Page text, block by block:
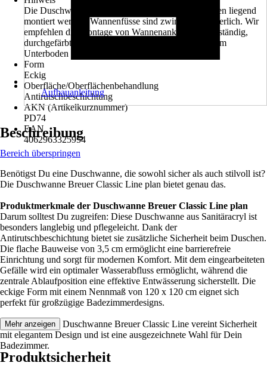
Die Duschwannen können nicht flach auf dem Boden liegend
montiert werden, Wannenfüsse sind zwingend erfoderlich. Wir
empfehlen die Montage von Wannenankern. UV-beständig,
durchgefärbtes Sanitäracryl mit glasfaserversterärktem
Unterboden
Form
Eckig
Oberfläche/Oberflächenbehandlung
Antirutschbeschichtung
AKN (Artikelkurznummer)
PD74
EAN
4062963325954
Aufbauanleitung
Beschreibung
Bereich überspringen
Benötigst Du eine Duschwanne, die sowohl sicher als auch stilvoll ist?
Die Duschwanne Breuer Classic Line plan bietet genau das.
Produktmerkmale der Duschwanne Breuer Classic Line plan
Darum solltest Du zugreifen: Diese Duschwanne aus Sanitäracryl ist
besonders langlebig und pflegeleicht. Dank der
Antirutschbeschichtung bietet sie zusätzliche Sicherheit beim Duschen.
Die flache Bauweise von 3,5 cm ermöglicht eine barrierefreie
Einrichtung und sorgt für modernen Komfort. Mit dem eingearbeiteten
Gefälle wird ein optimaler Wasserabfluss ermöglicht, während die
zentrale Ablaufposition eine effektive Entwässerung sicherstellt. Die
eckige Form mit einem Nennmaß von 120 x 120 cm eignet sich
perfekt für großzügige Badezimmerdesigns.
Festgezurrt: Die Duschwanne Breuer Classic Line vereint Sicherheit
mit elegantem Design und ist eine ausgezeichnete Wahl für Dein
Badezimmer.
Mehr anzeigen
Produktsicherheit